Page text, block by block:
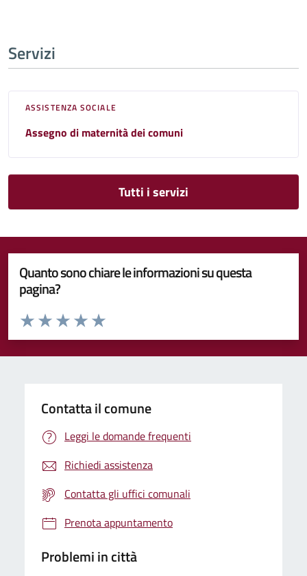
Servizi
ASSISTENZA SOCIALE
Assegno di maternità dei comuni
Tutti i servizi
Quanto sono chiare le informazioni su questa
pagina?
Valuta da 1 a 5 stelle la pagina
Valuta 5 stelle su 5
Valuta 4 stelle su 5
Valuta 3 stelle su 5
Valuta 2 stelle su 5
Valuta 1 stelle su 5
Contatta il comune
Leggi le domande frequenti
Richiedi assistenza
Contatta gli uffici comunali
Prenota appuntamento
Problemi in città